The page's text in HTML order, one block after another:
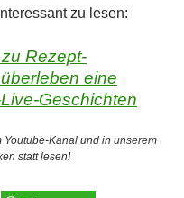
zu lesen:
Rezept-
eine
Geschichten
Kanal und in unserem
statt lesen!